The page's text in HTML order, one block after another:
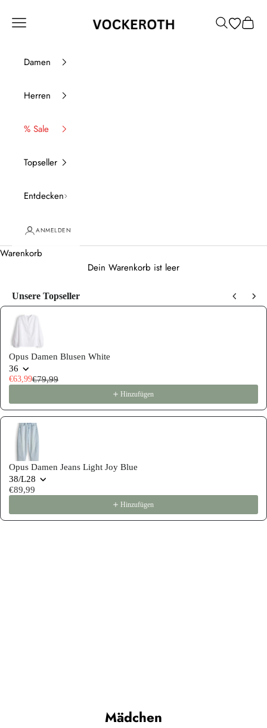
Vockeroth Onlineshop
Menü Suchen
Damen
Herren
% Sale
Topseller
Entdecken
ANMELDEN
Warenkorb
Dein Warenkorb ist leer
Unsere Topseller
Use the Previous and Next buttons to navigate through product
Opus Damen Blusen White
36
€63,99€79,99
Hinzufügen
Opus Damen Jeans Light Joy Blue
38/L28
€89,99
Hinzufügen
Mädchen